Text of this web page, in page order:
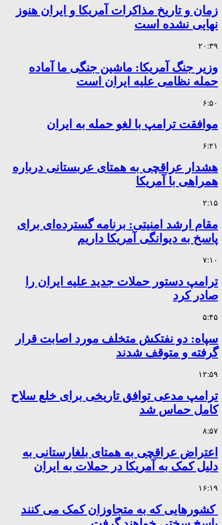
زمان و تاریخ مذاکرات آمریکا و ایران هنوز
نهایی نشده است
۲۰:۳۹
وزیر جنگ آمریکا: ماشین جنگی ما آماده
حمله نظامی علیه ایران است
۶:۵۰
موافقت ترامپ با لغو حمله به ایران
۶:۲۱
هشدار عراقچی به همتای عربستانی درباره
همراهی با آمریکا
۲:۱۵
مقام ارشد امنیتی: برنامه گسترده‌ای برای
پاسخ به دیوانگی آمریکا داریم
۷:۱۰
ترامپ دستور حملات جدید علیه ایران را
صادر کرد
۵:۴۵
سپاه: دو نفتکش متخلف مورد اصابت قرار
گرفته و متوقف شدند
۱۲:۵۹
ترامپ مدعی توافق تاریخی برای خلع سلاح
کامل حماس شد
۸:۵۷
اعتراض عراقچی به همتای بلغارستانی به
دلیل کمک به آمریکا در حملات به ایران
۱۶:۱۹
کشورهایی که به متجاوزان کمک می کنند